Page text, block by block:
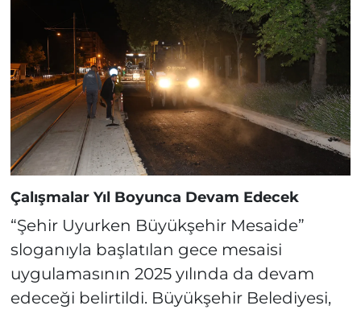
Çalışmalar Yıl Boyunca Devam Edecek
“Şehir Uyurken Büyükşehir Mesaide”
sloganıyla başlatılan gece mesaisi
uygulamasının 2025 yılında da devam
edeceği belirtildi. Büyükşehir Belediyesi,